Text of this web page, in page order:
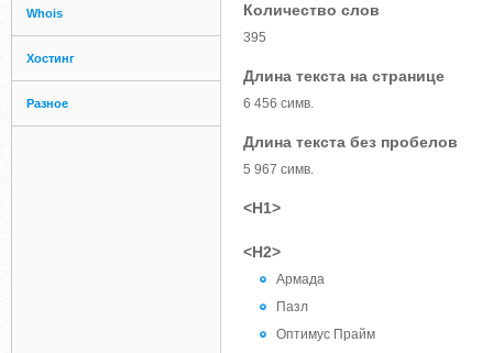
Whois
Хостинг
Разное
Количество слов
395
Длина текста на странице
6 456 симв.
Длина текста без пробелов
5 967 симв.
<H1>
<H2>
Армада
Пазл
Оптимус Прайм